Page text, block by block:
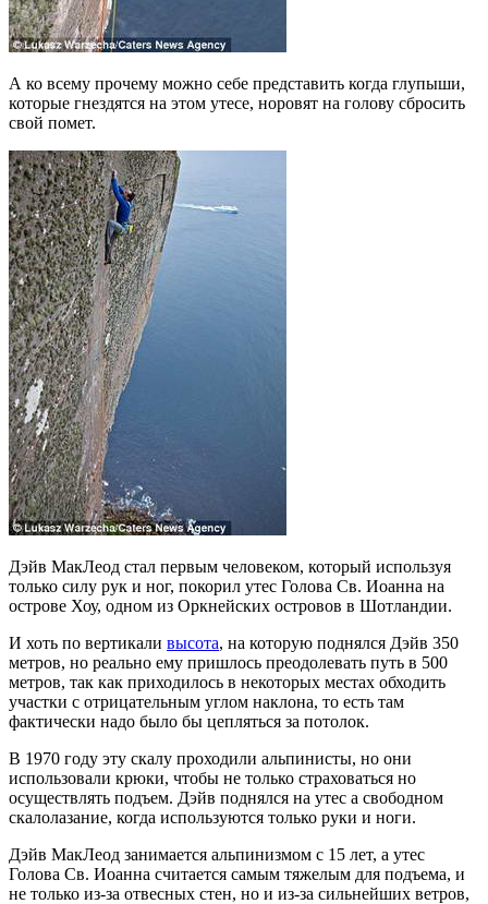
А ко всему прочему можно себе представить когда глупыши,
которые гнездятся на этом утесе, норовят на голову сбросить
свой помет.
Дэйв МакЛеод стал первым человеком, который используя
только силу рук и ног, покорил утес Голова Св. Иоанна на
острове Хоу, одном из Оркнейских островов в Шотландии.
И хоть по вертикали высота, на которую поднялся Дэйв 350
метров, но реально ему пришлось преодолевать путь в 500
метров, так как приходилось в некоторых местах обходить
участки с отрицательным углом наклона, то есть там
фактически надо было бы цепляться за потолок.
В 1970 году эту скалу проходили альпинисты, но они
использовали крюки, чтобы не только страховаться но
осуществлять подъем. Дэйв поднялся на утес а свободном
скалолазание, когда используются только руки и ноги.
Дэйв МакЛеод занимается альпинизмом с 15 лет, а утес
Голова Св. Иоанна считается самым тяжелым для подъема, и
не только из-за отвесных стен, но и из-за сильнейших ветров,